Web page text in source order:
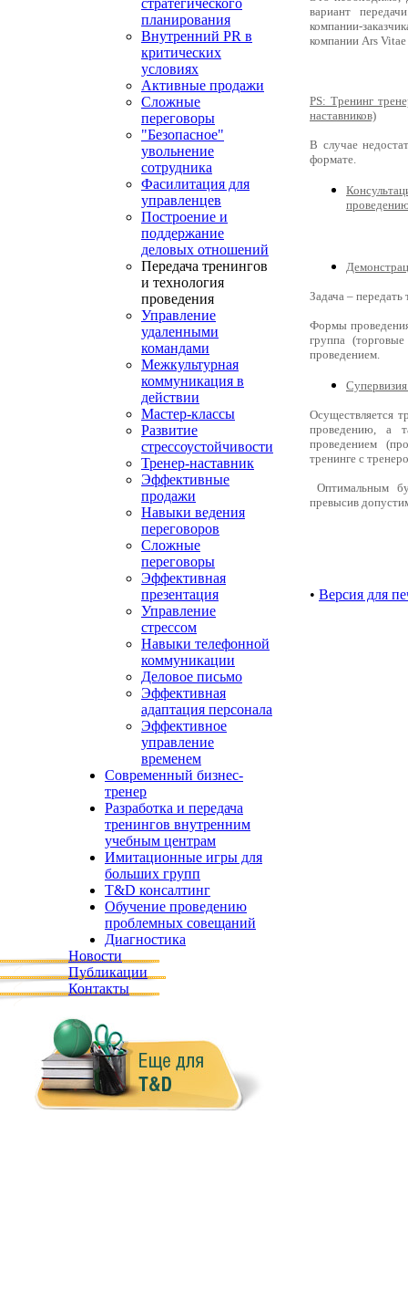
стратегического
планирования
Внутренний PR в
критических
условиях
Активные продажи
Сложные
переговоры
"Безопасное"
увольнение
сотрудника
Фасилитация для
управленцев
Построение и
поддержание
деловых отношений
Передача тренингов
и технология
проведения
Управление
удаленными
командами
Межкультурная
коммуникация в
действии
Мастер-классы
Развитие
стрессоустойчивости
Тренер-наставник
Эффективные
продажи
Навыки ведения
переговоров
Сложные
переговоры
Эффективная
презентация
Управление
стрессом
Навыки телефонной
коммуникации
Деловое письмо
Эффективная
адаптация персонала
Эффективное
управление
временем
Современный бизнес-
тренер
Разработка и передача
тренингов внутренним
учебным центрам
Имитационные игры для
больших групп
T&D консалтинг
Обучение проведению
проблемных совещаний
Диагностика
Новости
Публикации
Контакты
вариант
компании-
компании Ars
PS: Тренинг
наставников)
В случае
формате.
Задача –
Формы
группа
проведением.
Осуществляется
проведению, а
проведением
тренинге с
Оптимальным
превысив
• Версия для